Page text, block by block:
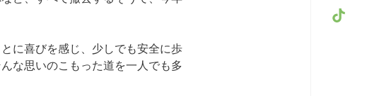
に喜びを感じ、少しでも安全に歩
な思いのこもった道を一人でも多